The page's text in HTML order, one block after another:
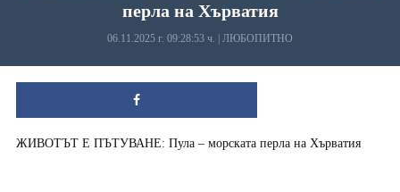
перла на Хърватия
06.11.2025 г. 09:28:53 ч. ЛЮБОПИТНО
ЖИВОТЪТ Е ПЪТУВАНЕ: Пула – морската перла на Хърватия